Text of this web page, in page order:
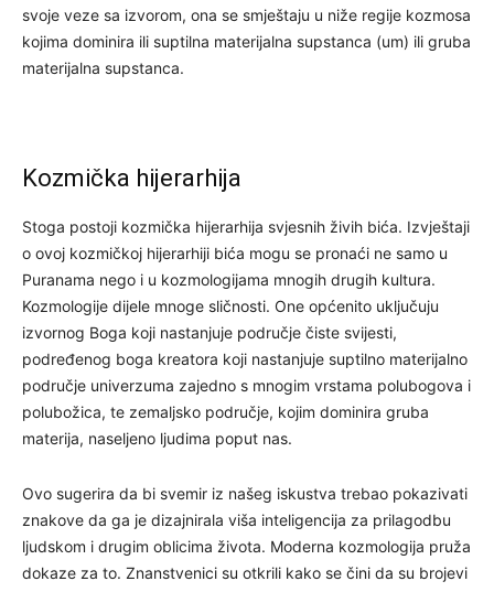
svoje veze sa izvorom, ona se smještaju u niže regije kozmosa
kojima dominira ili suptilna materijalna supstanca (um) ili gruba
materijalna supstanca.
Kozmička hijerarhija
Stoga postoji kozmička hijerarhija svjesnih živih bića. Izvještaji
o ovoj kozmičkoj hijerarhiji bića mogu se pronaći ne samo u
Puranama nego i u kozmologijama mnogih drugih kultura.
Kozmologije dijele mnoge sličnosti. One općenito uključuju
izvornog Boga koji nastanjuje područje čiste svijesti,
podređenog boga kreatora koji nastanjuje suptilno materijalno
područje univerzuma zajedno s mnogim vrstama polubogova i
polubožica, te zemaljsko područje, kojim dominira gruba
materija, naseljeno ljudima poput nas.
Ovo sugerira da bi svemir iz našeg iskustva trebao pokazivati
znakove da ga je dizajnirala viša inteligencija za prilagodbu
ljudskom i drugim oblicima života. Moderna kozmologija pruža
dokaze za to. Znanstvenici su otkrili kako se čini da su brojevi